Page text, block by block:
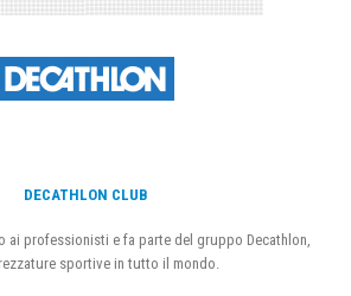
DECATHLON CLUB
ai professionisti e fa parte del gruppo Decathlon,
sportive in tutto il mondo.